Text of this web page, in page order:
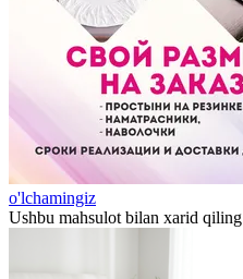
o'lchamingiz
Ushbu mahsulot bilan xarid qiling